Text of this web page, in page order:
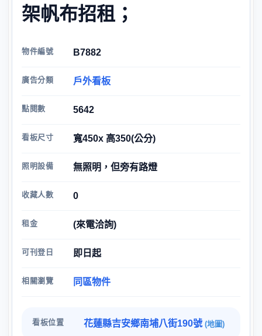
架帆布招租；
物件編號 B7882
廣告分類 戶外看板
點閱數 5642
看板尺寸 寬450x 高350(公分)
照明設備 無照明，但旁有路燈
收藏人數 0
租金 (來電洽詢)
可刊登日 即日起
相關瀏覽 同區物件
看板位置 花蓮縣吉安鄉南埔八街190號 (地圖)